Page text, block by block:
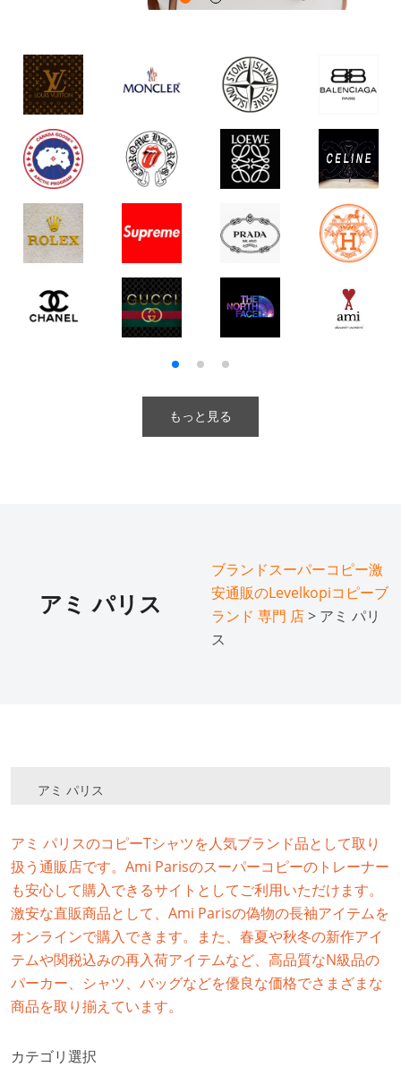
もっと見る
アミ パリス
ブランドスーパーコピー激
安通販のLevelkopiコピーブ
ランド 専門 店> アミ パリ
ス
アミ パリス
アミ パリスのコピーTシャツを人気ブランド品として取り
扱う通販店です。Ami Parisのスーパーコピーのトレーナー
も安心して購入できるサイトとしてご利用いただけます。
激安な直販商品として、Ami Parisの偽物の長袖アイテムを
オンラインで購入できます。また、春夏や秋冬の新作アイ
テムや関税込みの再入荷アイテムなど、高品質なN級品の
パーカー、シャツ、バッグなどを優良な価格でさまざまな
商品を取り揃えています。
カテゴリ選択